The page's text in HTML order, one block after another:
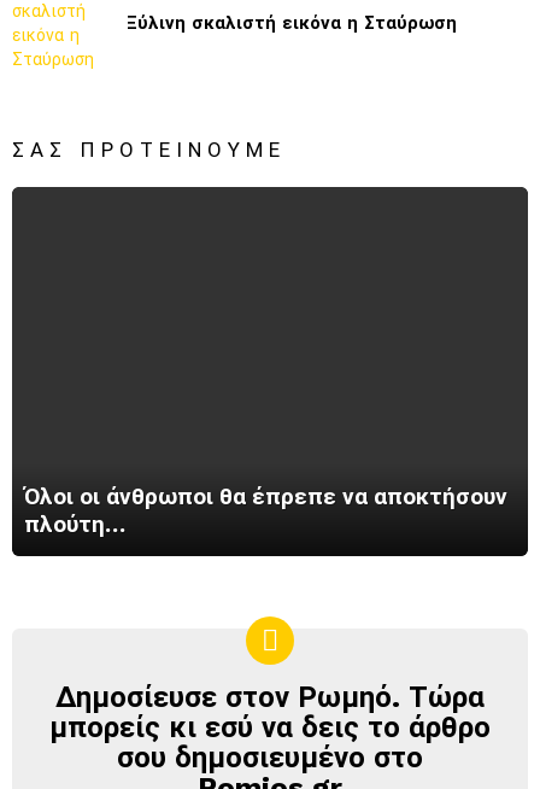
Ξύλινη σκαλιστή εικόνα η Σταύρωση
ΣΑΣ ΠΡΟΤΕΊΝΟΥΜΕ
Όλοι οι άνθρωποι θα έπρεπε να αποκτήσουν
πλούτη…
ΔΗΜΟΣΊΕΥΣΕ
ΣΤΟΝ
ΡΩΜΗΌ
Δημοσίευσε στον Ρωμηό. Τώρα
μπορείς κι εσύ να δεις το άρθρο
σου δημοσιευμένο στο